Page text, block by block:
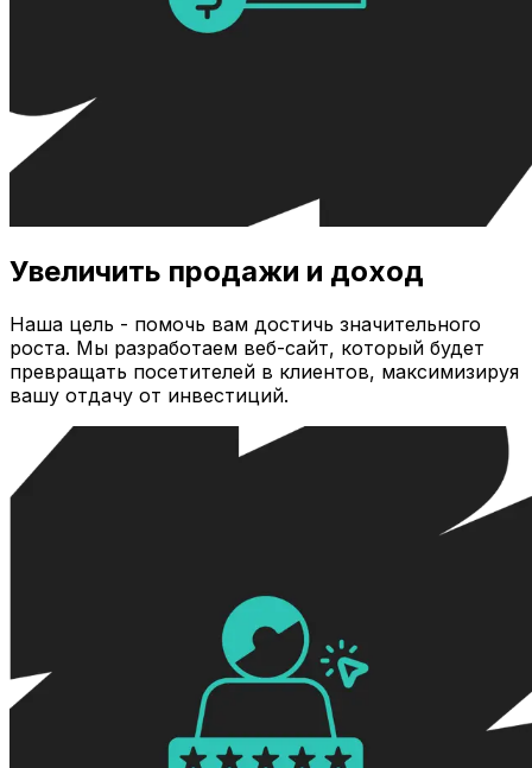
Увеличить продажи и доход
Наша цель - помочь вам достичь значительного
роста. Мы разработаем веб-сайт, который будет
превращать посетителей в клиентов, максимизируя
вашу отдачу от инвестиций.